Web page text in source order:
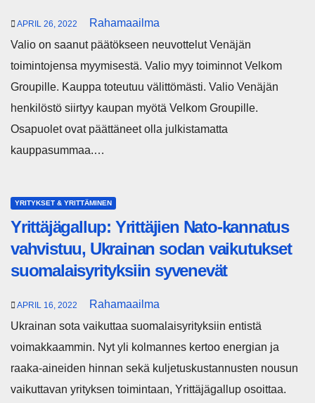
APRIL 26, 2022
Rahamaailma
Valio on saanut päätökseen neuvottelut Venäjän
toimintojensa myymisestä. Valio myy toiminnot Velkom
Groupille. Kauppa toteutuu välittömästi. Valio Venäjän
henkilöstö siirtyy kaupan myötä Velkom Groupille.
Osapuolet ovat päättäneet olla julkistamatta
kauppasummaa.…
YRITYKSET & YRITTÄMINEN
Yrittäjägallup: Yrittäjien Nato-kannatus
vahvistuu, Ukrainan sodan vaikutukset
suomalaisyrityksiin syvenevät
APRIL 16, 2022
Rahamaailma
Ukrainan sota vaikuttaa suomalaisyrityksiin entistä
voimakkaammin. Nyt yli kolmannes kertoo energian ja
raaka-aineiden hinnan sekä kuljetuskustannusten nousun
vaikuttavan yrityksen toimintaan, Yrittäjägallup osoittaa.